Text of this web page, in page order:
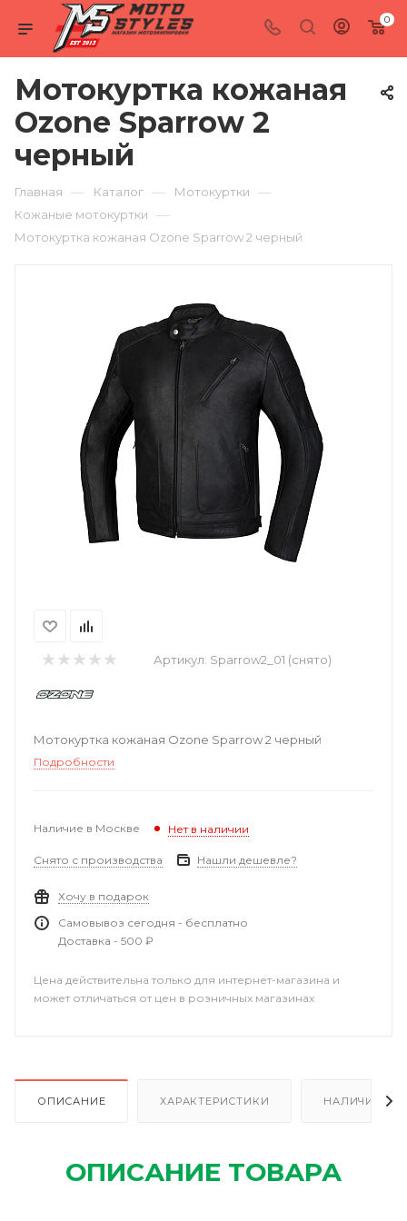
0
Мотокуртка кожаная
Ozone Sparrow 2
черный
Главная — Каталог — Мотокуртки —
Кожаные мотокуртки —
Мотокуртка кожаная Ozone Sparrow 2 черный
Артикул: Sparrow2_01 (снято)
Мотокуртка кожаная Ozone Sparrow 2 черный
Подробности
Наличие в Москве Нет в наличии
Снято с производства Нашли дешевле?
Хочу в подарок
Самовывоз сегодня - бесплатно
Доставка - 500 ₽
Цена действительна только для интернет-магазина и
может отличаться от цен в розничных магазинах
ОПИСАНИЕ ХАРАКТЕРИСТИКИ НАЛИЧИЕ
ОПИСАНИЕ ТОВАРА